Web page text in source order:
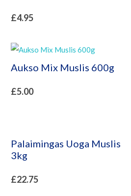
£4.95
Aukso Mix Muslis 600g
£5.00
Palaimingas Uoga Muslis
3kg
£22.75